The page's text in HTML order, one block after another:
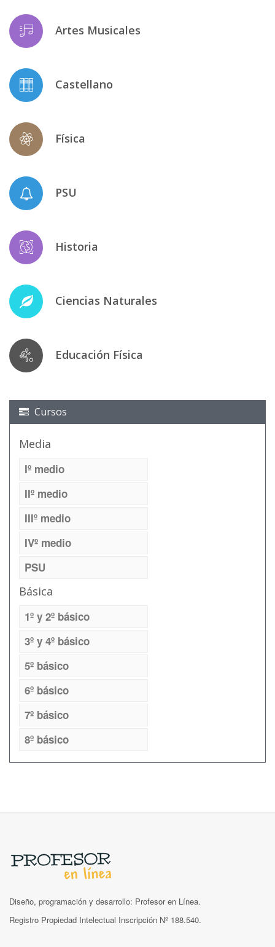
Artes Musicales
Castellano
Física
PSU
Historia
Ciencias Naturales
Educación Física
Cursos
Media
Iº medio
IIº medio
IIIº medio
IVº medio
PSU
Básica
1º y 2º básico
3º y 4º básico
5º básico
6º básico
7º básico
8º básico
Diseño, programación y desarrollo: Profesor en Línea.
Registro Propiedad Intelectual Inscripción Nº 188.540.